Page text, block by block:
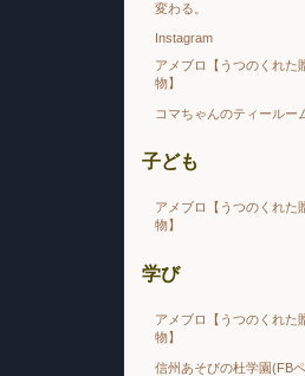
変わる。
Instagram
アメブロ【うつのくれた
物】
コマちゃんのティールー
子ども
アメブロ【うつのくれた
物】
学び
アメブロ【うつのくれた
物】
信州あそびの杜学園(FB